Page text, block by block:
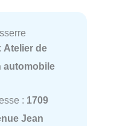
Atelier de
automobile
: 1709
Jean